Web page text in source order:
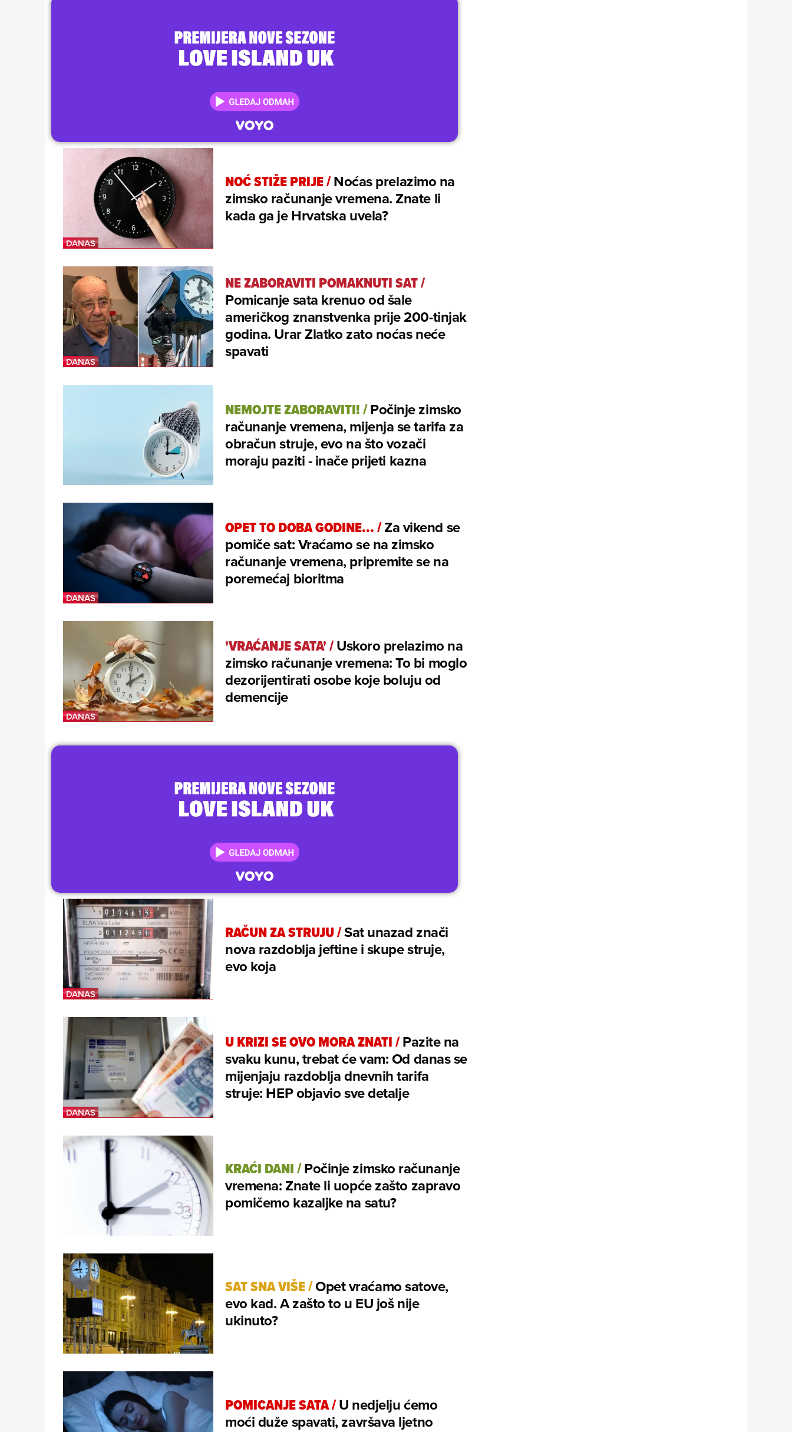
NOĆ STIŽE PRIJE/Noćas prelazimo na
zimsko računanje vremena. Znate li
kada ga je Hrvatska uvela?
NE ZABORAVITI POMAKNUTI SAT/
Pomicanje sata krenuo od šale
američkog znanstvenka prije 200-tinjak
godina. Urar Zlatko zato noćas neće
spavati
NEMOJTE ZABORAVITI!/Počinje zimsko
računanje vremena, mijenja se tarifa za
obračun struje, evo na što vozači
moraju paziti - inače prijeti kazna
OPET TO DOBA GODINE.../Za vikend se
pomiče sat: Vraćamo se na zimsko
računanje vremena, pripremite se na
poremećaj bioritma
'VRAĆANJE SATA'/Uskoro prelazimo na
zimsko računanje vremena: To bi moglo
dezorijentirati osobe koje boluju od
demencije
RAČUN ZA STRUJU/Sat unazad znači
nova razdoblja jeftine i skupe struje,
evo koja
U KRIZI SE OVO MORA ZNATI/Pazite na
svaku kunu, trebat će vam: Od danas se
mijenjaju razdoblja dnevnih tarifa
struje: HEP objavio sve detalje
KRAĆI DANI/Počinje zimsko računanje
vremena: Znate li uopće zašto zapravo
pomičemo kazaljke na satu?
SAT SNA VIŠE/Opet vraćamo satove,
evo kad. A zašto to u EU još nije
ukinuto?
POMICANJE SATA/U nedjelju ćemo
moći duže spavati, završava ljetno